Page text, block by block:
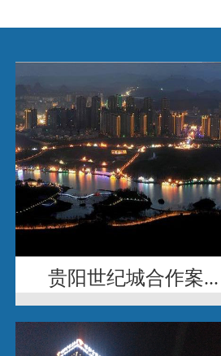
贵阳世纪城合作案...